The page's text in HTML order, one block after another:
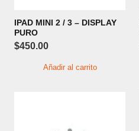
IPAD MINI 2 / 3 – DISPLAY
PURO
$450.00
Añadir al carrito